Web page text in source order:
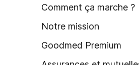
Comment ça marche ?
Notre mission
Goodmed Premium